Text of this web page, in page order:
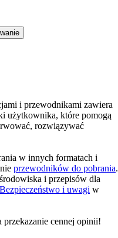
i przewodnikami zawiera
użytkownika, które pomogą
rozwiązywać
w innych formatach i
przewodników do pobrania.
i przepisów dla
Bezpieczeństwo i uwagi w
przekazanie cennej opinii!